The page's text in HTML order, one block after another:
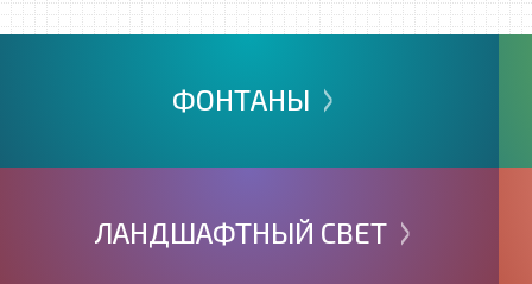
ФОНТАНЫ >
ЛАНДШАФТНЫЙ СВЕТ >